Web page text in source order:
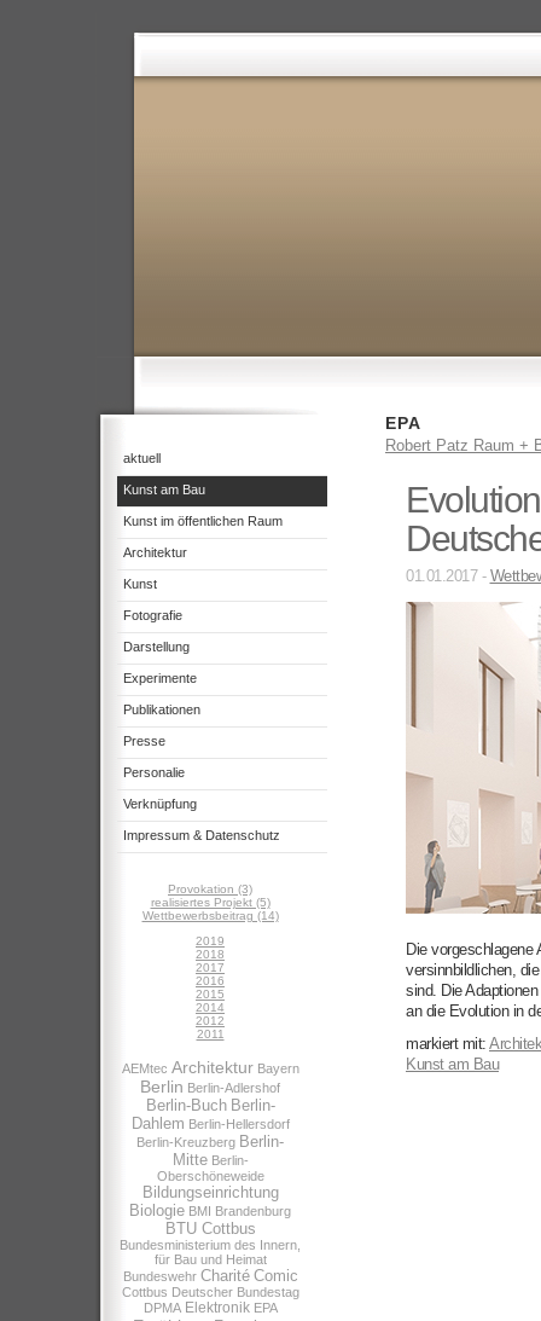
aktuell
Kunst am Bau
Kunst im öffentlichen Raum
Architektur
Kunst
Fotografie
Darstellung
Experimente
Publikationen
Presse
Personalie
Verknüpfung
Impressum & Datenschutz
Provokation (3)
realisiertes Projekt (5)
Wettbewerbsbeitrag (14)
2019
2018
2017
2016
2015
2014
2012
2011
AEMtec Architektur Bayern
Berlin Berlin-Adlershof
Berlin-Buch Berlin-
Dahlem Berlin-Hellersdorf
Berlin-Kreuzberg Berlin-
Mitte Berlin-
Oberschöneweide
Bildungseinrichtung
Biologie BMI Brandenburg
BTU Cottbus
Bundesministerium des Innern,
für Bau und Heimat
Bundeswehr Charité Comic
Cottbus Deutscher Bundestag
DPMA Elektronik EPA
EPA
Robert Patz Raum +
01.01.2017 -
Die vorgeschlagene
versinnbildlichen,
sind. Die
an die Evolution in
markiert mit:
Kunst am Bau